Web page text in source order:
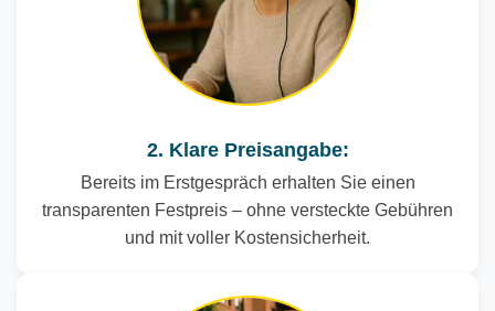
2. Klare Preisangabe:
Bereits im Erstgespräch erhalten Sie einen
transparenten Festpreis – ohne versteckte Gebühren
und mit voller Kostensicherheit.